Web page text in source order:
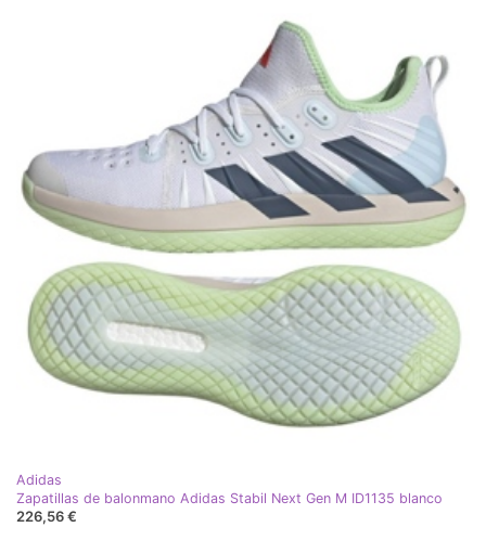
Adidas
Zapatillas de balonmano Adidas Stabil Next Gen M ID1135 blanco
226,56 €